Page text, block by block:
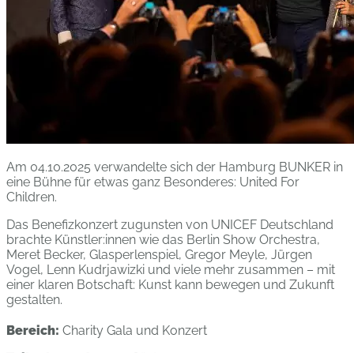
Am 04.10.2025 verwandelte sich der Hamburg BUNKER in
eine Bühne für etwas ganz Besonderes: United For
Children.
Das Benefizkonzert zugunsten von UNICEF Deutschland
brachte Künstler:innen wie das Berlin Show Orchestra,
Meret Becker, Glasperlenspiel, Gregor Meyle, Jürgen
Vogel, Lenn Kudrjawizki und viele mehr zusammen – mit
einer klaren Botschaft: Kunst kann bewegen und Zukunft
gestalten.
Bereich: Charity Gala und Konzert